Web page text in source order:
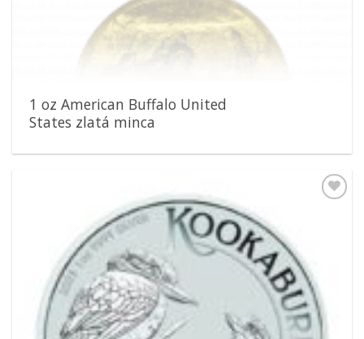
1 oz American Buffalo United
States zlatá minca